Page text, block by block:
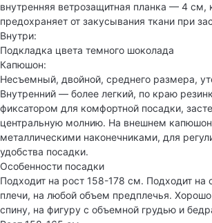
внутренняя ветрозащитная планка — 4 см,
предохраняет от закусывания ткани при
Внутри:
Подкладка цвета темного шоколада
Капюшон:
Несъемный, двойной, среднего размера,
Внутренний — более легкий, по краю
фиксатором для комфортной посадки,
центральную молнию. На внешнем
металлическими наконечниками, для
удобства посадки.
Особенности посадки
Подходит на рост 158-178 см. Подходит на
плечи, на любой объем предплечья.
спину, на фигуру с объемной грудью и